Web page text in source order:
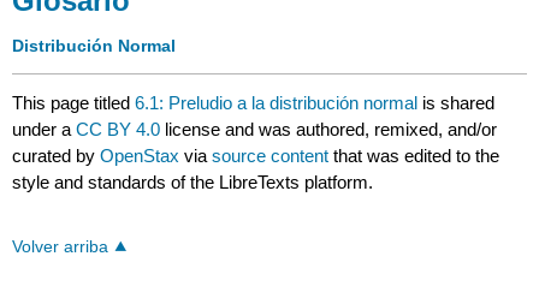
Distribución Normal
This page titled6.1: Preludio a la distribución normal is shared
under aCC BY 4.0 license and was authored, remixed, and/or
curated byOpenStax viasource content that was edited to the
style and standards of the LibreTexts platform.
Volver arriba